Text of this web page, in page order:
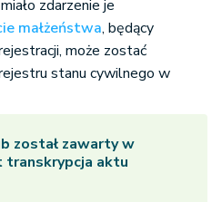
zdarzenie je
małżeństwa, będący
może zostać
stanu cywilnego w
został zawarty w
transkrypcja aktu